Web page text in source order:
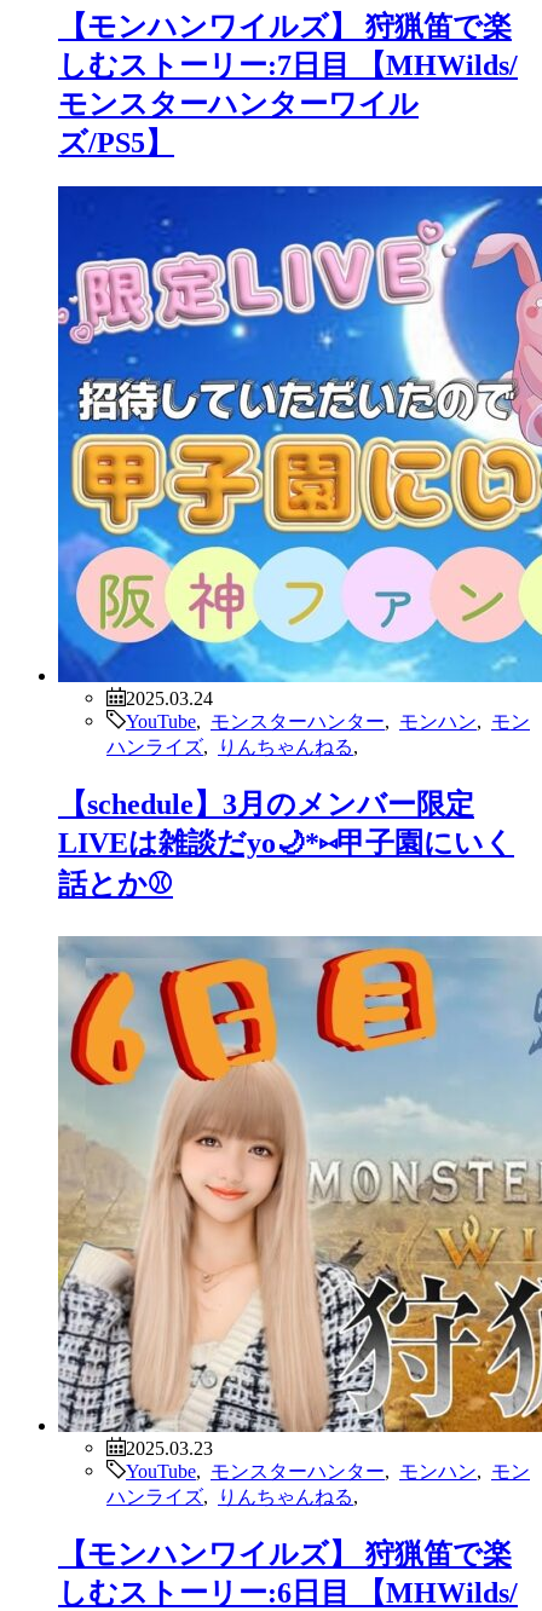
【モンハンワイルズ】 狩猟笛で楽
しむストーリー:7日目 【MHWilds/
モンスターハンターワイル
ズ/PS5】
2025.03.24
YouTube
モンスターハンター モンハン
モン
ハンライズ
りんちゃんねる
【schedule】3月のメンバー限定
LIVEは雑談だyo🌙*⑅甲子園にいく
話とか⚾️
2025.03.23
YouTube
モンスターハンター モンハン
モン
ハンライズ
りんちゃんねる
【モンハンワイルズ】 狩猟笛で楽
しむストーリー:6日目 【MHWilds/